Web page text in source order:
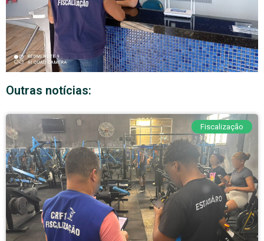
Outras notícias:
Fiscalização